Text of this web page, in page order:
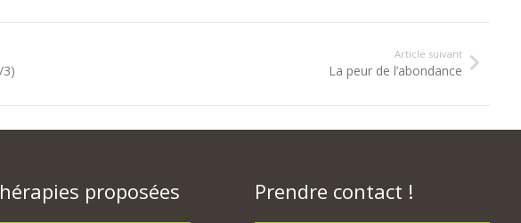
3)
Article suivant
La peur de l’abondance
proposées Prendre contact !